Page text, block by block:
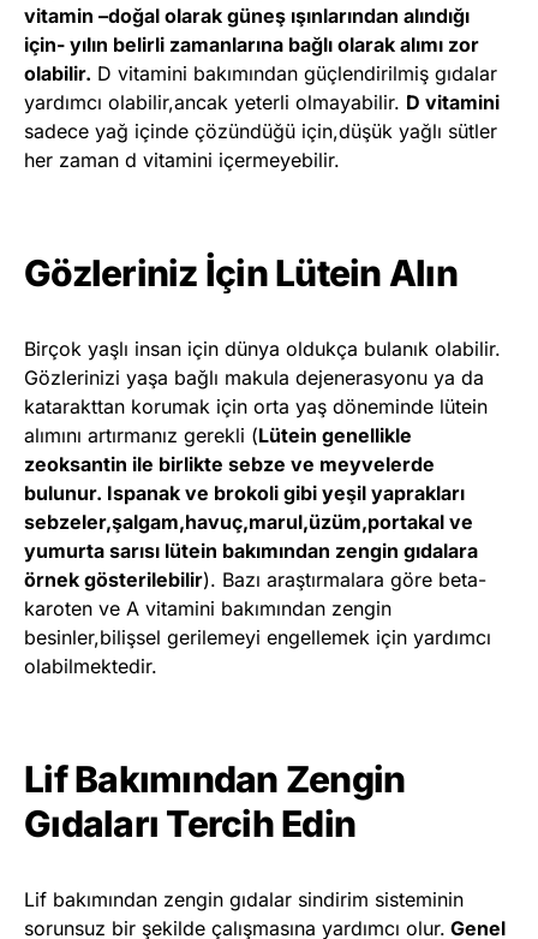
vitamin –doğal olarak güneş ışınlarından alındığı
için- yılın belirli zamanlarına bağlı olarak alımı zor
olabilir. D vitamini bakımından güçlendirilmiş gıdalar
yardımcı olabilir,ancak yeterli olmayabilir. D vitamini
sadece yağ içinde çözündüğü için,düşük yağlı sütler
her zaman d vitamini içermeyebilir.
Gözleriniz İçin Lütein Alın
Birçok yaşlı insan için dünya oldukça bulanık olabilir.
Gözlerinizi yaşa bağlı makula dejenerasyonu ya da
katarakttan korumak için orta yaş döneminde lütein
alımını artırmanız gerekli (Lütein genellikle
zeoksantin ile birlikte sebze ve meyvelerde
bulunur. Ispanak ve brokoli gibi yeşil yaprakları
sebzeler,şalgam,havuç,marul,üzüm,portakal ve
yumurta sarısı lütein bakımından zengin gıdalara
örnek gösterilebilir). Bazı araştırmalara göre beta-
karoten ve A vitamini bakımından zengin
besinler,bilişsel gerilemeyi engellemek için yardımcı
olabilmektedir.
Lif Bakımından Zengin
Gıdaları Tercih Edin
Lif bakımından zengin gıdalar sindirim sisteminin
sorunsuz bir şekilde çalışmasına yardımcı olur. Genel